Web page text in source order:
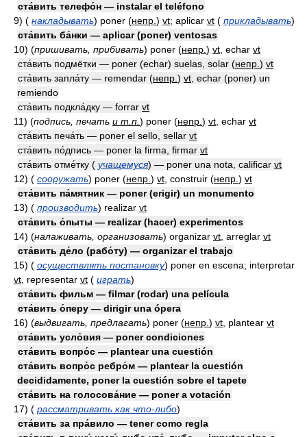
ста́вить телефо́н — instalar el teléfono
9) ( накладывать) poner (непр. ) vt; aplicar vt ( прикладывать)
ста́вить ба́нки — aplicar (poner) ventosas
10) (пришивать, прибивать) poner (непр. ) vt , echar vt
ста́вить подмётки — poner (echar) suelas, solar (непр. ) vt
ста́вить запла́ту — remendar (непр. ) vt , echar (poner) un
remiendo
ста́вить подкла́дку — forrar vt
11) (подпись, печать и т.п. ) poner (непр. ) vt , echar vt
ста́вить печа́ть — poner el sello, sellar vt
ста́вить по́дпись — poner la firma, firmar vt
ста́вить отме́тку ( учащемуся) — poner una nota, calificar vt
12) ( сооружать) poner (непр. ) vt , construir (непр. ) vt
ста́вить па́мятник — poner (erigir) un monumento
13) ( производить) realizar vt
ста́вить о́пыты — realizar (hacer) experimentos
14) (налаживать, организовать) organizar vt , arreglar vt
ста́вить де́ло (рабо́ту) — organizar el trabajo
15) ( осуществлять постановку) poner en escena; interpretar
vt , representar vt ( играть)
ста́вить фильм — filmar (rodar) una película
ста́вить о́перу — dirigir una ópera
16) (выдвигать, предлагать) poner (непр. ) vt , plantear vt
ста́вить усло́вия — poner condiciones
ста́вить вопро́с — plantear una cuestión
ста́вить вопро́с ребро́м — plantear la cuestión
decididamente, poner la cuestión sobre el tapete
ста́вить на голосова́ние — poner a votación
17) ( рассматривать как что-либо)
ста́вить за пра́вило — tener como regla